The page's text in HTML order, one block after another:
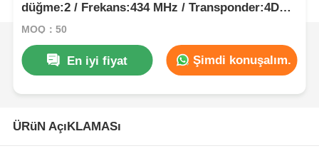
düğme:2 / Frekans:434 MHz / Transponder:4D67
80-Bit / İlk Sayfa:D4 / Bölüm numarası: 89904-
Git
MOQ：50
En iyi fiyat Şimdi konuşalım.
ÜRüN AçıKLAMASı